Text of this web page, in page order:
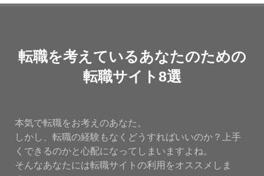
転職を考えているあなたのための
転職サイト8選
本気で転職をお考えのあなた。
しかし、転職の経験もなくどうすればいいのか？上手
くできるのかと心配になってしまいますよね。
そんなあなたには転職サイトの利用をオススメしま